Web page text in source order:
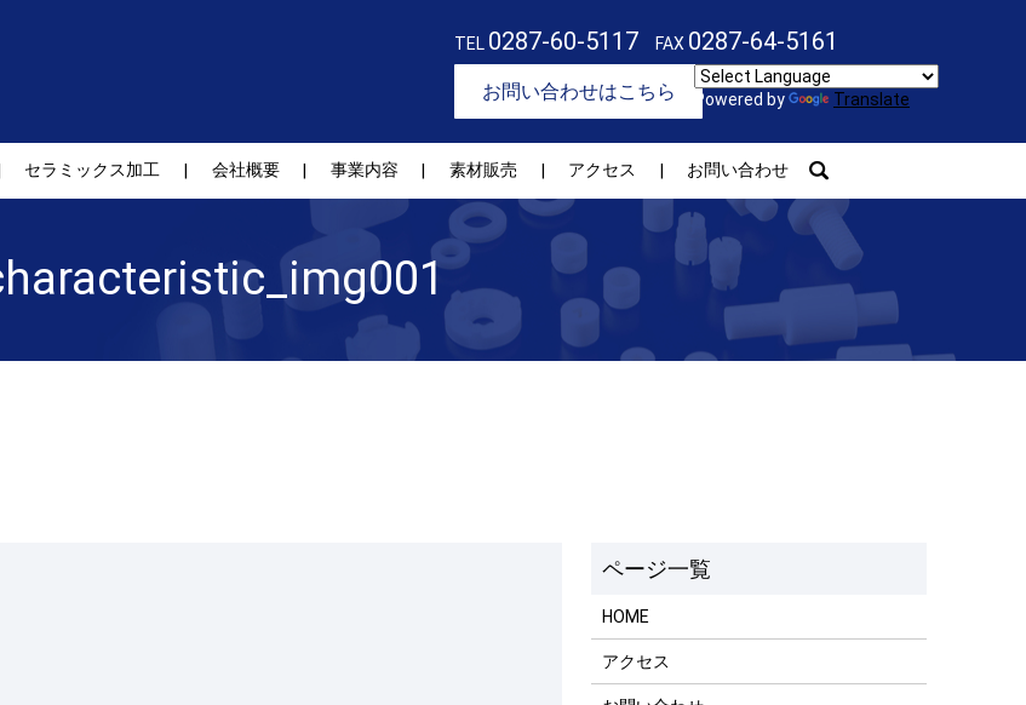
TEL 0287-60-5117 FAX 0287-64-5161
お問い合わせはこちら Powered by Translate
セラミックス加工 会社概要 事業内容 素材販売 アクセス お問い合わせ
HOME
アクセス